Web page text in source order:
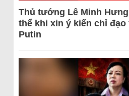
Thủ tướng Lê Minh
thể khi xin ý kiến chỉ
Putin